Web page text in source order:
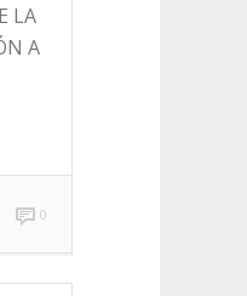
LA
A
0